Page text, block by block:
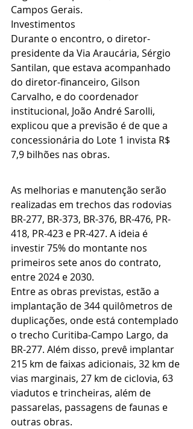
Campos Gerais.
Investimentos
Durante o encontro, o diretor-
presidente da Via Araucária, Sérgio
Santilan, que estava acompanhado
do diretor-financeiro, Gilson
Carvalho, e do coordenador
institucional, João André Sarolli,
explicou que a previsão é de que a
concessionária do Lote 1 invista R$
7,9 bilhões nas obras.
As melhorias e manutenção serão
realizadas em trechos das rodovias
BR-277, BR-373, BR-376, BR-476, PR-
418, PR-423 e PR-427. A ideia é
investir 75% do montante nos
primeiros sete anos do contrato,
entre 2024 e 2030.
Entre as obras previstas, estão a
implantação de 344 quilômetros de
duplicações, onde está contemplado
o trecho Curitiba-Campo Largo, da
BR-277. Além disso, prevê implantar
215 km de faixas adicionais, 32 km de
vias marginais, 27 km de ciclovia, 63
viadutos e trincheiras, além de
passarelas, passagens de faunas e
outras obras.